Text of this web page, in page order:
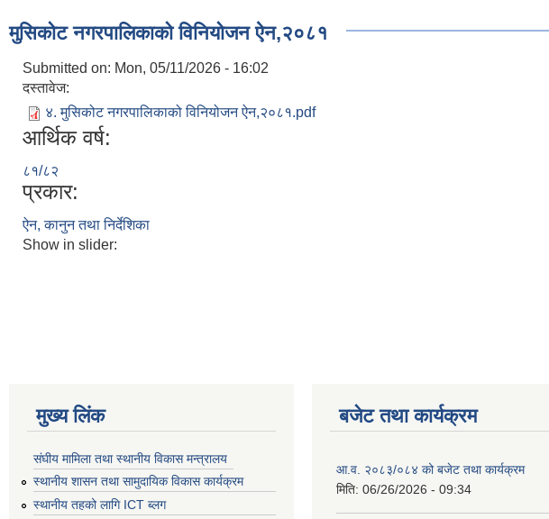
मुसिकोट नगरपालिकाको विनियोजन ऐन,२०८१
Submitted on: Mon, 05/11/2026 - 16:02
दस्तावेज:
४. मुसिकोट नगरपालिकाको विनियोजन ऐन,२०८१.pdf
आर्थिक वर्ष:
८१/८२
प्रकार:
ऐन, कानुन तथा निर्देशिका
Show in slider:
मुख्य लिंक
संघीय मामिला तथा स्थानीय विकास मन्त्रालय
स्थानीय शासन तथा सामुदायिक विकास कार्यक्रम
स्थानीय तहको लागि ICT ब्लग
बजेट तथा कार्यक्रम
आ.व. २०८३/०८४ को बजेट तथा कार्यक्रम
मिति: 06/26/2026 - 09:34